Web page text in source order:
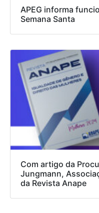
APEG informa
Semana Santa
Com artigo da
Jungmann,
da Revista Anape